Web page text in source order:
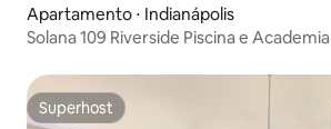
Apartamento ⋅ Indianápolis
Solana 109 Riverside Piscina e Academia
Superhost
Superhost